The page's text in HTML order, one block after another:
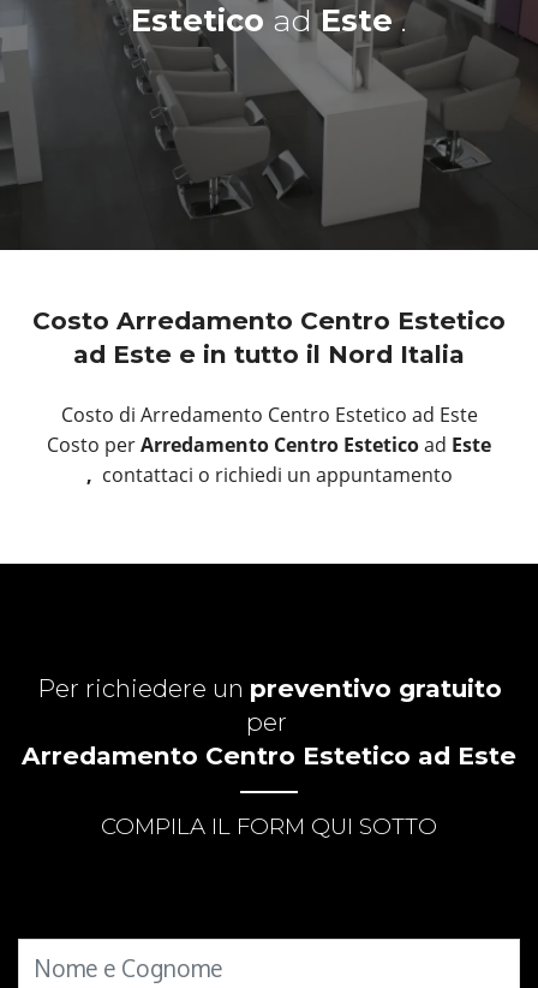
Estetico adEste.
Costo Arredamento Centro Estetico
ad Este e in tutto il Nord Italia
Costo di Arredamento Centro Estetico ad Este
Costo perArredamento Centro Esteticoad Este
, contattaci o richiedi un appuntamento
Per richiedere un preventivo gratuito
per
Arredamento Centro Estetico ad Este
COMPILA IL FORM QUI SOTTO